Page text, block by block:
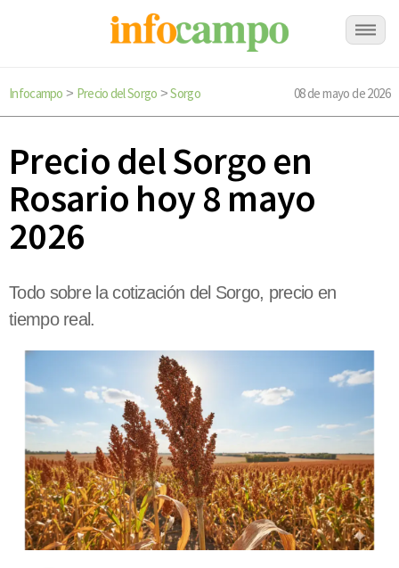
Infocampo > Precio del Sorgo >Sorgo 08 de mayo de 2026
Precio del Sorgo en
Rosario hoy 8 mayo
2026
Todo sobre la cotización del Sorgo, precio en
tiempo real.